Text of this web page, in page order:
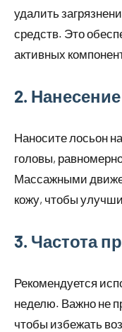
удалить
средств. Это
активных
2.
Наносите лосьон
головы,
Массажными
кожу, чтобы
3. Частота
Рекомендуется
неделю. Важно не
чтобы избежать